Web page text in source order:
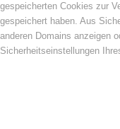
gespeicherten Cookies zur
gespeichert haben. Aus
anderen Domains anzeigen
Sicherheitseinstellungen